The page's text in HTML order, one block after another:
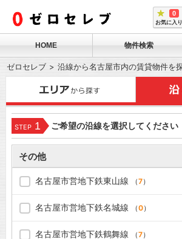
0
お気に入り
HOME 物件検索
ゼロセレブ 沿線から名古屋市内の賃貸物件を
STEP 1 ご希望の沿線を選択してください
その他
名古屋市営地下鉄東山線 （7）
名古屋市営地下鉄名城線 （0）
名古屋市営地下鉄鶴舞線 （7）